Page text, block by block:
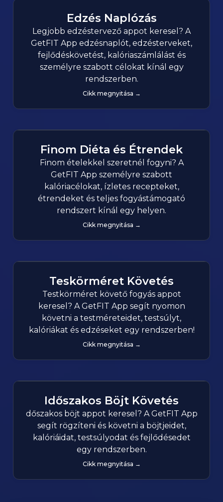
Edzés Naplózás
Legjobb edzéstervező appot keresel? A
GetFIT App edzésnaplót, edzésterveket,
fejlődéskövetést, kalóriaszámlálást és
személyre szabott célokat kínál egy
rendszerben.
Cikk megnyitása →
Finom Diéta és Étrendek
Finom ételekkel szeretnél fogyni? A
GetFIT App személyre szabott
kalóriacélokat, ízletes recepteket,
étrendeket és teljes fogyástámogató
rendszert kínál egy helyen.
Cikk megnyitása →
Teskörméret Követés
Testkörméret követő fogyás appot
keresel? A GetFIT App segít nyomon
követni a testméreteidet, testsúlyt,
kalóriákat és edzéseket egy rendszerben!
Cikk megnyitása →
Időszakos Böjt Követés
dőszakos böjt appot keresel? A GetFIT App
segít rögzíteni és követni a böjtjeidet,
kalóriáidat, testsúlyodat és fejlődésedet
egy rendszerben.
Cikk megnyitása →